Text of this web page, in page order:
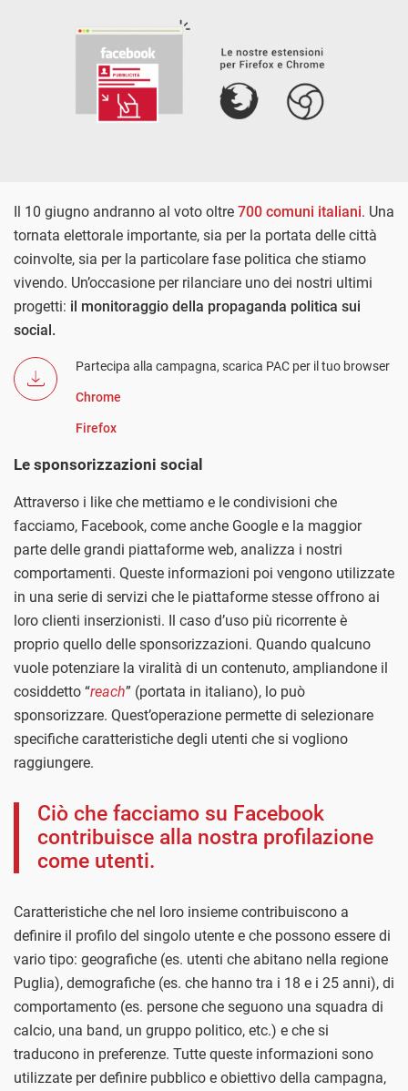
Il 10 giugno andranno al voto oltre 700 comuni italiani. Una
tornata elettorale importante, sia per la portata delle città
coinvolte, sia per la particolare fase politica che stiamo
vivendo. Un’occasione per rilanciare uno dei nostri ultimi
progetti: il monitoraggio della propaganda politica sui
social.
Partecipa alla campagna, scarica PAC per il tuo browser
Chrome
Firefox
Le sponsorizzazioni social
Attraverso i like che mettiamo e le condivisioni che
facciamo, Facebook, come anche Google e la maggior
parte delle grandi piattaforme web, analizza i nostri
comportamenti. Queste informazioni poi vengono utilizzate
in una serie di servizi che le piattaforme stesse offrono ai
loro clienti inserzionisti. Il caso d’uso più ricorrente è
proprio quello delle sponsorizzazioni. Quando qualcuno
vuole potenziare la viralità di un contenuto, ampliandone il
cosiddetto “reach” (portata in italiano), lo può
sponsorizzare. Quest’operazione permette di selezionare
specifiche caratteristiche degli utenti che si vogliono
raggiungere.
Ciò che facciamo su Facebook
contribuisce alla nostra profilazione
come utenti.
Caratteristiche che nel loro insieme contribuiscono a
definire il profilo del singolo utente e che possono essere di
vario tipo: geografiche (es. utenti che abitano nella regione
Puglia), demografiche (es. che hanno tra i 18 e i 25 anni), di
comportamento (es. persone che seguono una squadra di
calcio, una band, un gruppo politico, etc.) e che si
traducono in preferenze. Tutte queste informazioni sono
utilizzate per definire pubblico e obiettivo della campagna,